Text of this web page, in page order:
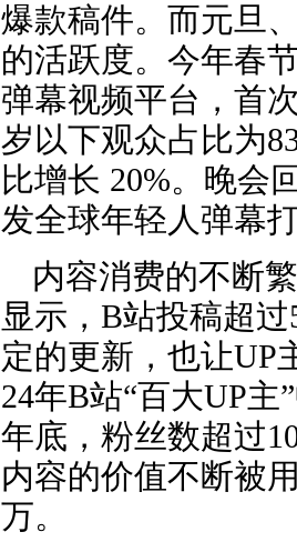
爆款稿件。而元旦
的活跃度。今年春
弹幕视频平台，首
岁以下观众占比为
比增长 20%。晚会
发全球年轻人弹幕
内容消费的不断
显示，B站投稿超
定的更新，也让UP
24年B站“百大UP
年底，粉丝数超过
内容的价值不断被
万。